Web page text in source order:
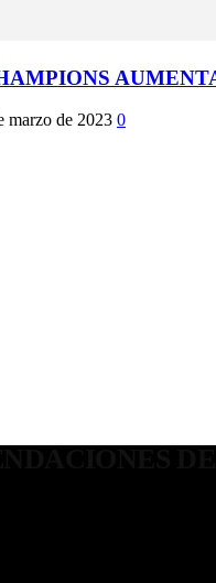
marzo de 2023 0